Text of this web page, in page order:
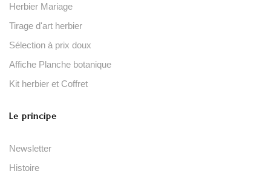
Herbier Mariage
Tirage d'art herbier
Sélection à prix doux
Affiche Planche botanique
Kit herbier et Coffret
Le principe
Newsletter
Histoire